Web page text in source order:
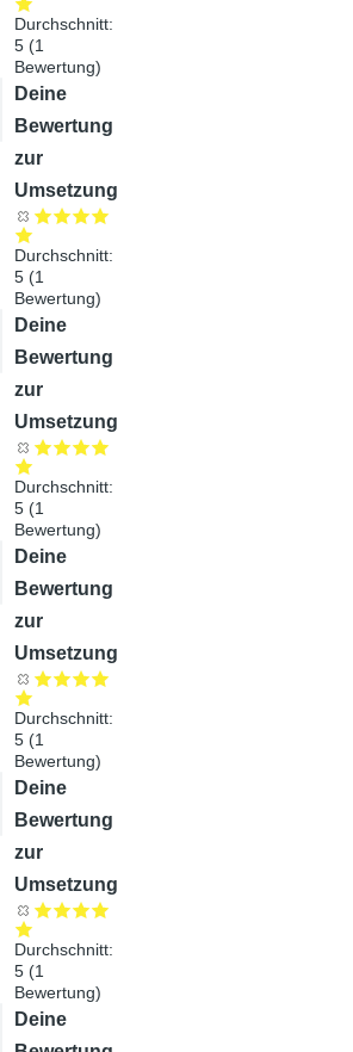
Durchschnitt:
5 (1
Bewertung)
Audiodatei
Deine
Bewertung
zur
Umsetzung
Durchschnitt:
5 (1
Bewertung)
Audiodatei
Deine
Bewertung
zur
Umsetzung
Durchschnitt:
5 (1
Bewertung)
Audiodatei
Deine
Bewertung
zur
Umsetzung
Durchschnitt:
5 (1
Bewertung)
Audiodatei
Deine
Bewertung
zur
Umsetzung
Durchschnitt:
5 (1
Bewertung)
Audiodatei
Deine